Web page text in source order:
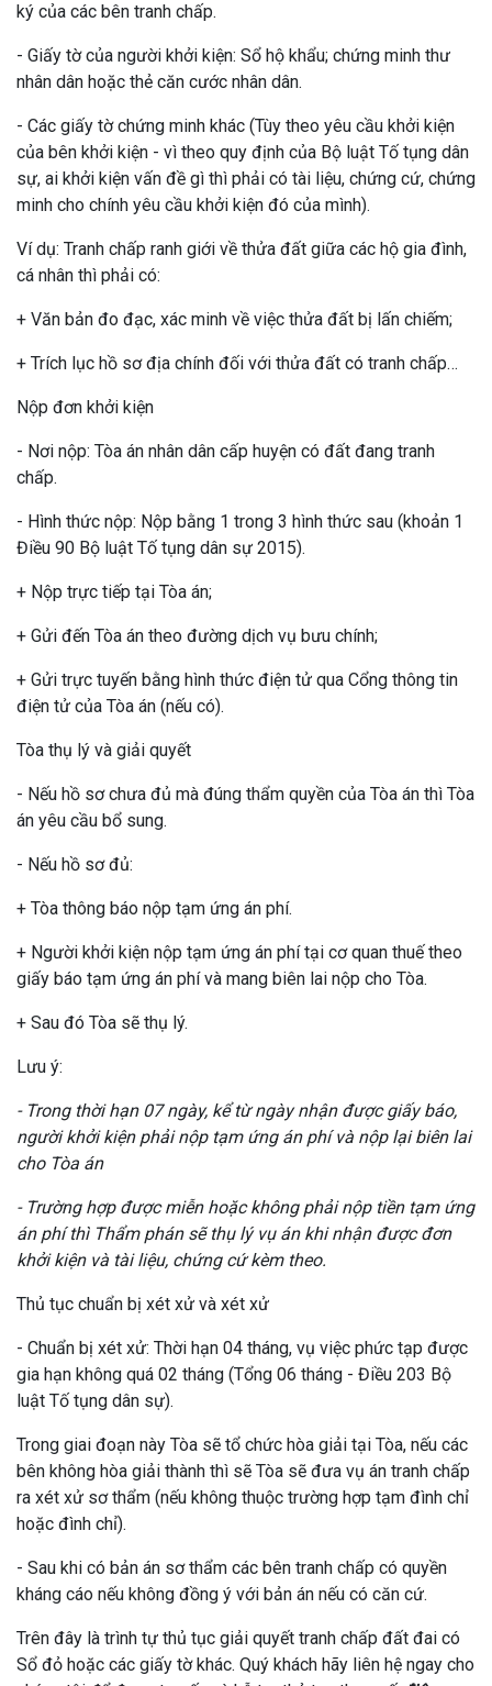
ký của các bên tranh chấp.
- Giấy tờ của người khởi kiện: Sổ hộ khẩu; chứng minh thư
nhân dân hoặc thẻ căn cước nhân dân.
- Các giấy tờ chứng minh khác (Tùy theo yêu cầu khởi kiện
của bên khởi kiện - vì theo quy định của Bộ luật Tố tụng dân
sự, ai khởi kiện vấn đề gì thì phải có tài liệu, chứng cứ, chứng
minh cho chính yêu cầu khởi kiện đó của mình).
Ví dụ: Tranh chấp ranh giới về thửa đất giữa các hộ gia đình,
cá nhân thì phải có:
+ Văn bản đo đạc, xác minh về việc thửa đất bị lấn chiếm;
+ Trích lục hồ sơ địa chính đối với thửa đất có tranh chấp…
Nộp đơn khởi kiện
- Nơi nộp: Tòa án nhân dân cấp huyện có đất đang tranh
chấp.
- Hình thức nộp: Nộp bằng 1 trong 3 hình thức sau (khoản 1
Điều 90 Bộ luật Tố tụng dân sự 2015).
+ Nộp trực tiếp tại Tòa án;
+ Gửi đến Tòa án theo đường dịch vụ bưu chính;
+ Gửi trực tuyến bằng hình thức điện tử qua Cổng thông tin
điện tử của Tòa án (nếu có).
Tòa thụ lý và giải quyết
- Nếu hồ sơ chưa đủ mà đúng thẩm quyền của Tòa án thì Tòa
án yêu cầu bổ sung.
- Nếu hồ sơ đủ:
+ Tòa thông báo nộp tạm ứng án phí.
+ Người khởi kiện nộp tạm ứng án phí tại cơ quan thuế theo
giấy báo tạm ứng án phí và mang biên lai nộp cho Tòa.
+ Sau đó Tòa sẽ thụ lý.
Lưu ý:
- Trong thời hạn 07 ngày, kể từ ngày nhận được giấy báo,
người khởi kiện phải nộp tạm ứng án phí và nộp lại biên lai
cho Tòa án
- Trường hợp được miễn hoặc không phải nộp tiền tạm ứng
án phí thì Thẩm phán sẽ thụ lý vụ án khi nhận được đơn
khởi kiện và tài liệu, chứng cứ kèm theo.
Thủ tục chuẩn bị xét xử và xét xử
- Chuẩn bị xét xử: Thời hạn 04 tháng, vụ việc phức tạp được
gia hạn không quá 02 tháng (Tổng 06 tháng - Điều 203 Bộ
luật Tố tụng dân sự).
Trong giai đoạn này Tòa sẽ tổ chức hòa giải tại Tòa, nếu các
bên không hòa giải thành thì sẽ Tòa sẽ đưa vụ án tranh chấp
ra xét xử sơ thẩm (nếu không thuộc trường hợp tạm đình chỉ
hoặc đình chỉ).
- Sau khi có bản án sơ thẩm các bên tranh chấp có quyền
kháng cáo nếu không đồng ý với bản án nếu có căn cứ.
Trên đây là trình tự thủ tục giải quyết tranh chấp đất đai có
Sổ đỏ hoặc các giấy tờ khác. Quý khách hãy liên hệ ngay cho